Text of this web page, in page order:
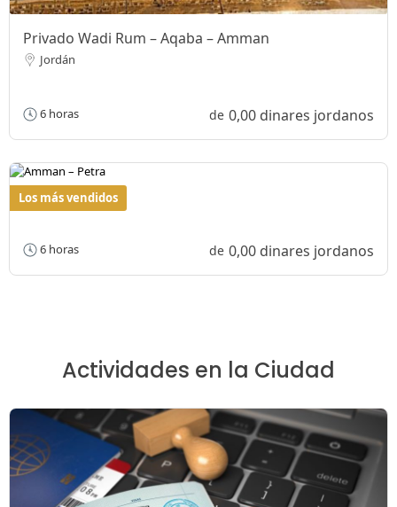
Privado Wadi Rum – Aqaba – Amman
Jordán
6 horas de 0,00 dinares jordanos
Los más vendidos
Amman – Petra
6 horas de 0,00 dinares jordanos
Actividades en la Ciudad